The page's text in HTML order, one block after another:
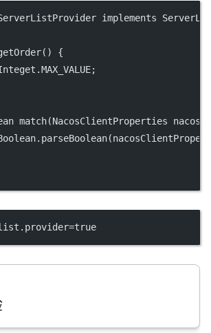
implements
() {
match(NacosClientProperties
parseBoolean
=true